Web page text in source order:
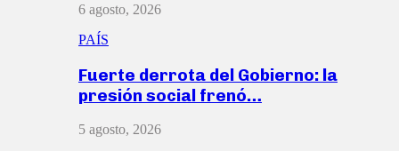
6 agosto, 2026
PAÍS
Fuerte derrota del Gobierno: la
presión social frenó…
5 agosto, 2026